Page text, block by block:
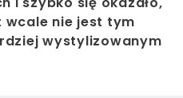
nie jest tym
wystylizowanym